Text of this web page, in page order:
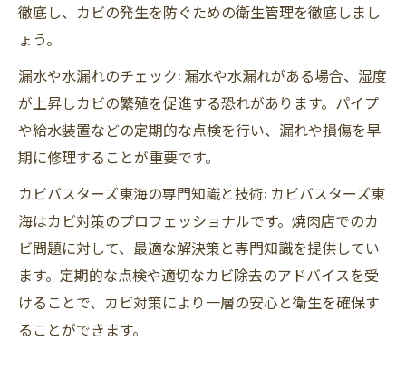
徹底し、カビの発生を防ぐための衛生管理を徹底しまし
ょう。
漏水や水漏れのチェック: 漏水や水漏れがある場合、湿度
が上昇しカビの繁殖を促進する恐れがあります。パイプ
や給水装置などの定期的な点検を行い、漏れや損傷を早
期に修理することが重要です。
カビバスターズ東海の専門知識と技術: カビバスターズ東
海はカビ対策のプロフェッショナルです。焼肉店でのカ
ビ問題に対して、最適な解決策と専門知識を提供してい
ます。定期的な点検や適切なカビ除去のアドバイスを受
けることで、カビ対策により一層の安心と衛生を確保す
ることができます。